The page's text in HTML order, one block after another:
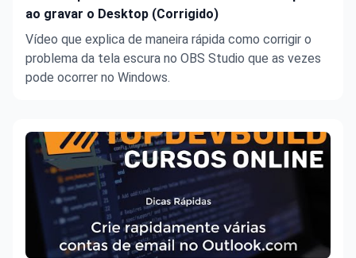
ao gravar o Desktop (Corrigido)
Vídeo que explica de maneira rápida como corrigir o
problema da tela escura no OBS Studio que as vezes
pode ocorrer no Windows.